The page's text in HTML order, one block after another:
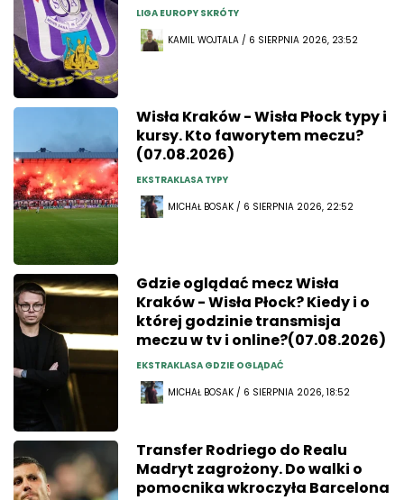
LIGA EUROPY SKRÓTY
KAMIL WOJTALA / 6 SIERPNIA 2026, 23:52
Wisła Kraków - Wisła Płock typy i
kursy. Kto faworytem meczu?
(07.08.2026)
EKSTRAKLASA TYPY
MICHAŁ BOSAK / 6 SIERPNIA 2026, 22:52
Gdzie oglądać mecz Wisła
Kraków - Wisła Płock? Kiedy i o
której godzinie transmisja
meczu w tv i online?(07.08.2026)
EKSTRAKLASA GDZIE OGLĄDAĆ
MICHAŁ BOSAK / 6 SIERPNIA 2026, 18:52
Transfer Rodriego do Realu
Madryt zagrożony. Do walki o
pomocnika wkroczyła Barcelona